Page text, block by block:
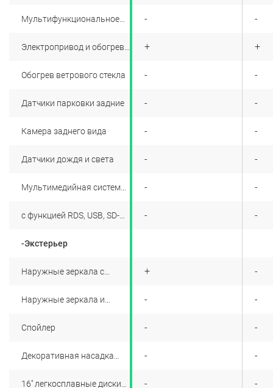
Мультифункциональное
Электропривод и обогрев
Обогрев ветрового стекла
Датчики парковки задние
Камера заднего вида
Датчики дождя и света
Мультимедийная система
FM/AM
с функцией RDS, USB, SD-
-Экстерьер
Наружные зеркала с
Наружные зеркала и
Спойлер
Декоративная насадка
16'' легкосплавные диски
+
+
+
+
+
+
+
+
+
+
+
+
+
-
+
-
-
-
-
-
-
+
-
-
-
-
-
+
-
-
-
-
-
-
-
-
-
-
-